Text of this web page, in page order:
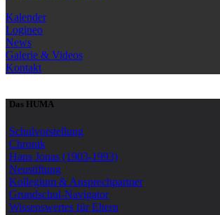
Kalender
Logineo
News
Galerie & Videos
Kontakt
Das HUMA
Schulvorstellung
Chronik
Hans Jonas (1903-1993)
Neustiftung
Kollegium & Ansprechpartner
Grundschul-Navigator
Wissenswertes für Eltern